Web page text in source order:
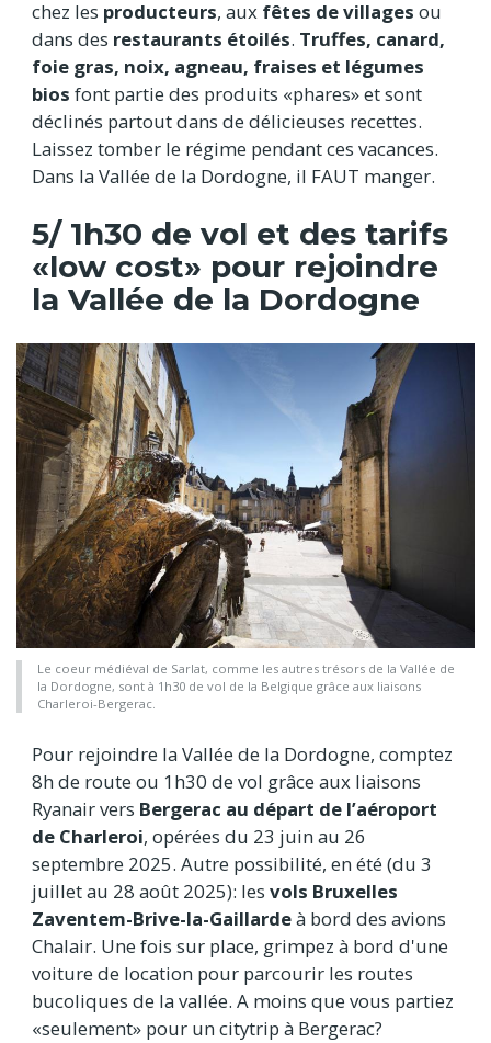
chez les producteurs, aux fêtes de villages ou
dans des restaurants étoilés. Truffes, canard,
foie gras, noix, agneau, fraises et légumes
bios font partie des produits «phares» et sont
déclinés partout dans de délicieuses recettes.
Laissez tomber le régime pendant ces vacances.
Dans la Vallée de la Dordogne, il FAUT manger.
5/ 1h30 de vol et des tarifs
«low cost» pour rejoindre
la Vallée de la Dordogne
Le coeur médiéval de Sarlat, comme les autres trésors de la Vallée de
la Dordogne, sont à 1h30 de vol de la Belgique grâce aux liaisons
Charleroi-Bergerac.
Pour rejoindre la Vallée de la Dordogne, comptez
8h de route ou 1h30 de vol grâce aux liaisons
Ryanair vers Bergerac au départ de l’aéroport
de Charleroi, opérées du 23 juin au 26
septembre 2025. Autre possibilité, en été (du 3
juillet au 28 août 2025): les vols Bruxelles
Zaventem-Brive-la-Gaillardeà bord des avions
Chalair. Une fois sur place, grimpez à bord d'une
voiture de location pour parcourir les routes
bucoliques de la vallée. A moins que vous partiez
«seulement» pour un citytrip à Bergerac?